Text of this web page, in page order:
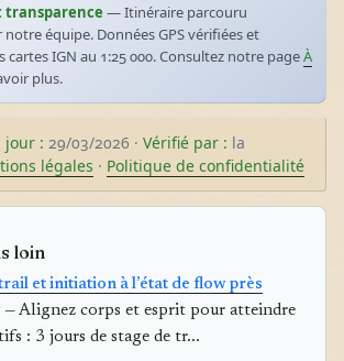
transparence — Itinéraire parcouru
équipe. Données GPS vérifiées et
cartes IGN au 1:25 000. Consultez notre pageÀ
plus.
jour : 29/03/2026 · Vérifié par : la
légales · Politique de confidentialité
loin
et initiation à l’état de flow près
— Alignez corps et esprit pour atteindre
: 3 jours de stage de tr...